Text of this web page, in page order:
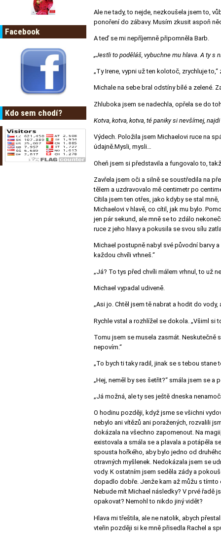
Facebook
Kdo sem chodí?
Ale ne tady, to nejde, nezkoušela jsem to,
ponoření do zábavy. Musím zkusit aspoň
A teď se mi nepříjemně připomněla Barb.
„Jestli to poděláš, vybuchne mu hlava. A ty s
„Ty Irene, vypni už ten kolotoč, zrychluje to,“
Michale na sebe bral odstíny bílé a zelené.
Zhluboka jsem se nadechla, opřela se do
Kotva, kotva, kotva, té paniky si nevšímej,
Výdech. Položila jsem Michaelovi ruce na
údajně.Mysli, mysli…
Oheň jsem si představila a fungovalo to,
Zavřela jsem oči a silně se soustředila na
tělem a uzdravovalo mě centimetr po
Cítila jsem ten otřes, jako kdyby se stal
Michaelovi v hlavě, co cítil, jak mu bylo.
jen pár sekund, ale mně se to zdálo
ruce z jeho hlavy a pokusila se svou sílu
Michael postupně nabyl své původní barvy
každou chvíli vrhneš.“
„Já? To tys před chvíli málem vrhnul, to už
Michael vypadal udiveně.
„Asi jo. Chtěl jsem tě nabrat a hodit do
Rychle vstal a rozhlížel se dokola. „Všiml si
Tomu jsem se musela zasmát. Neskutečně
nepovím.“
„To bych ti taky radil, jinak se s tebou stane
„Hej, neměl by ses šetřit?“ smála jsem se a
„Já možná, ale ty ses ještě dneska
O hodinu později, když jsme se všichni
nebylo ani vítězů ani poražených, rozvalili
dokázala na všechno zapomenout. Na
existovala a smála se a plavala a potápěla
spousta hořkého, aby bylo jedno od
otravných myšlenek. Nedokázala jsem se
vody. K ostatním jsem seděla zády a
dopadlo dobře. Jenže kam až můžu s tímto
Nebude mít Michael následky? V prvé řadě
opakovat? Nemohl to nikdo jiný vidět?
Hlava mi třeštila, ale ne natolik, abych
vteřin později si ke mně přisedla Rachel a